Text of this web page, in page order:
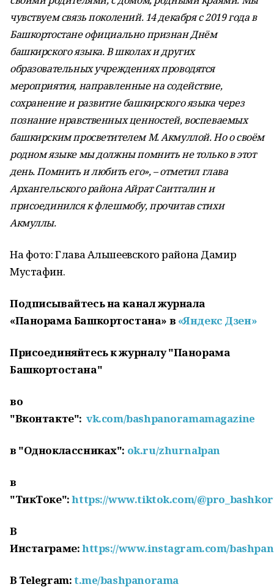
чувствуем связь поколений. 14 декабря с 2019 года в
Башкортостане официально признан Днём
башкирского языка. В школах и других
образовательных учреждениях проводятся
мероприятия, направленные на содействие,
сохранение и развитие башкирского языка через
познание нравственных ценностей, воспеваемых
башкирским просветителем М. Акмуллой. Но о своём
родном языке мы должны помнить не только в этот
день. Помнить и любить его», – отметил глава
Архангельского района Айрат Саитгалин и
присоединился к флешмобу, прочитав стихи
Акмуллы.
На фото: Глава Альшеевского района Дамир
Мустафин.
Подписывайтесь на канал журнала
«Панорама Башкортостана» в «Яндекс Дзен»
Присоединяйтесь к журналу "Панорама
Башкортостана"
во
"Вконтакте":vk.com/bashpanoramamagazine
в "Одноклассниках": ok.ru/zhurnalpan
в
"ТикТоке":https://www.tiktok.com/
В
Инстаграме:https://www.instagram.com/
В Telegram:t.me/bashpanorama